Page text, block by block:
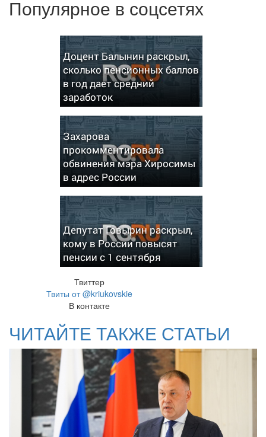
Популярное в соцсетях
Доцент Балынин раскрыл,
сколько пенсионных баллов
в год дает средний
заработок
Захарова
прокомментировала
обвинения мэра Хиросимы
в адрес России
Депутат Говырин раскрыл,
кому в России повысят
пенсии с 1 сентября
Твиттер
Твиты от @kriukovskie
В контакте
ЧИТАЙТЕ ТАКЖЕ СТАТЬИ